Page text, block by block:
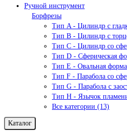
Ручной инструмент
Борфрезы
Тип A - Цилиндр с
Тип В - Цилиндр с
Тип С - Цилиндр со
Тип D - Сферическая
Тип Е - Овальная форма
Тип F - Парабола со
Тип G - Парабола с
Тип H - Язычок
Все категории (13)
Каталог